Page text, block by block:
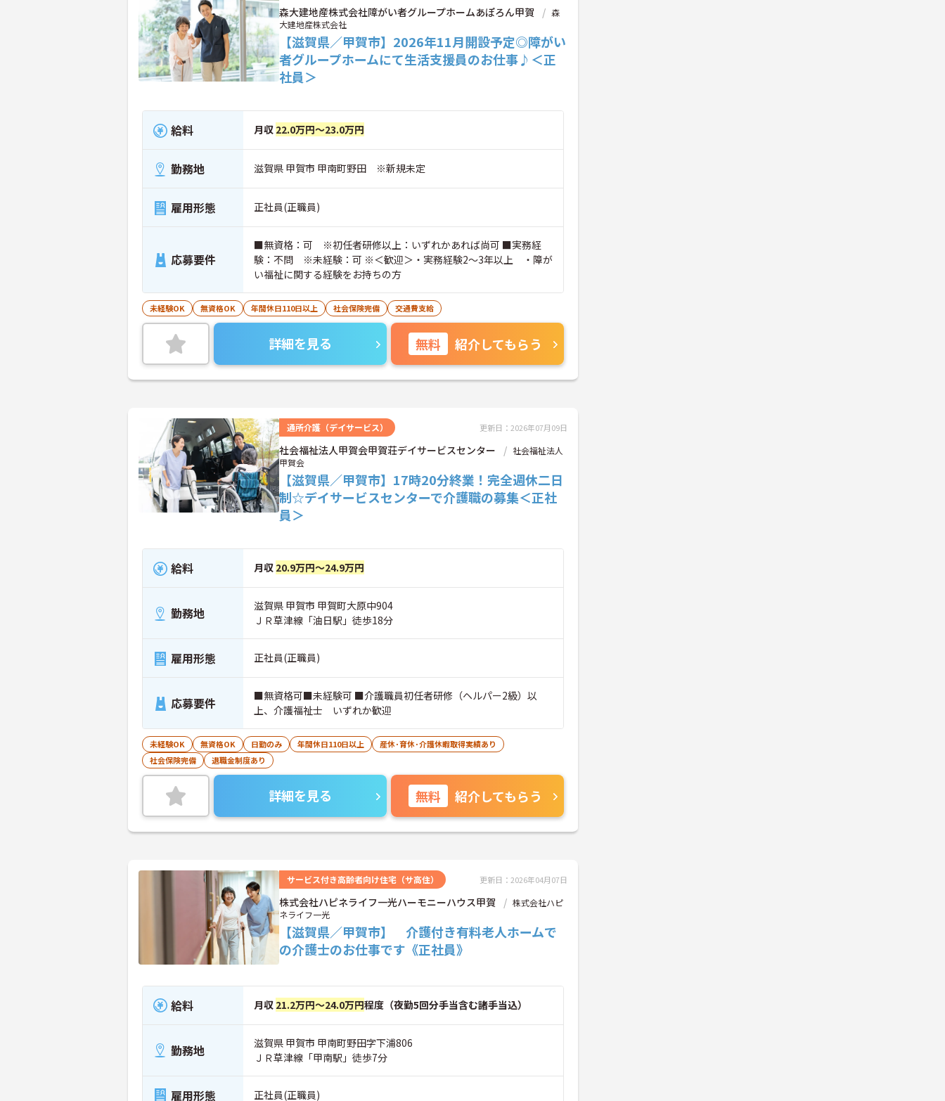
森大建地産株式会社障がい者グループホームあぽろん甲賀
森
大建地産株式会社
【滋賀県／甲賀市】2026年11月開設予定◎障がい
者グループホームにて生活支援員のお仕事♪＜正
社員＞
給料 月収 22.0万円～23.0万円
勤務地 滋賀県 甲賀市 甲南町野田 ※新規未定
雇用形態 正社員(正職員)
応募要件
■無資格：可 ※初任者研修以上：いずれかあれば尚可 ■実務経
験：不問 ※未経験：可 ※＜歓迎＞・実務経験2～3年以上 ・障が
い福祉に関する経験をお持ちの方
未経験OK 無資格OK 年間休日110日以上 社会保険完備 交通費支給
詳細を見る 無料 紹介してもらう
通所介護（デイサービス） 更新日：2026年07月09日
社会福祉法人甲賀会甲賀荘デイサービスセンター
社会福祉法人
甲賀会
【滋賀県／甲賀市】17時20分終業！完全週休二日
制☆デイサービスセンターで介護職の募集＜正社
員＞
給料 月収 20.9万円～24.9万円
勤務地
滋賀県 甲賀市 甲賀町大原中904
ＪＲ草津線「油日駅」徒歩18分
雇用形態 正社員(正職員)
応募要件
■無資格可■未経験可 ■介護職員初任者研修（ヘルパー2級）以
上、介護福祉士 いずれか歓迎
未経験OK 無資格OK 日勤のみ 年間休日110日以上
産休･育休･介護休暇取得実績あり
社会保険完備
退職金制度あり
詳細を見る 無料 紹介してもらう
サービス付き高齢者向け住宅（サ高住） 更新日：2026年04月07日
株式会社ハピネライフ一光ハーモニーハウス甲賀
株式会社ハピ
ネライフ一光
【滋賀県／甲賀市】 介護付き有料老人ホームで
の介護士のお仕事です《正社員》
給料 月収 21.2万円～24.0万円程度（夜勤5回分手当含む諸手当込）
勤務地
滋賀県 甲賀市 甲南町野田字下浦806
ＪＲ草津線「甲南駅」徒歩7分
雇用形態 正社員(正職員)